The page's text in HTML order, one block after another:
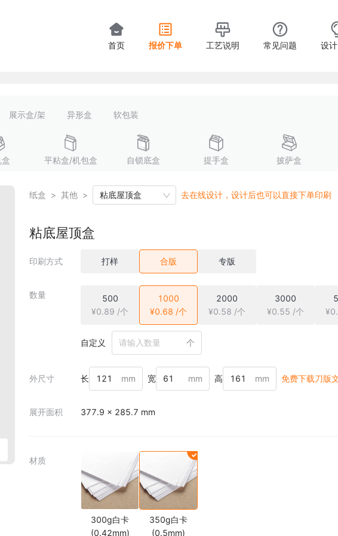
首页 报价下单 工艺说明 常见问题 设
展示盒/架 异形盒 软包装
平粘盒/机包盒 自锁底盒 提手盒 披萨盒
纸盒 > 其他 > 粘底屋顶盒 去在线设计，设计后也可以直接下单印刷
粘底屋顶盒
印刷方式 打样 合版 专版
数量
500
¥0.89 /个
1000
¥0.68 /个
2000
¥0.58 /个
3000
¥0.55 /个
自定义 个
外尺寸 长 mm 宽 mm 高 mm 免费下载刀版
展开面积 377.9 × 285.7 mm
材质
300g白卡
(0.42mm)
350g白卡
(0.5mm)